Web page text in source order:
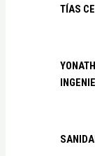
TÍAS